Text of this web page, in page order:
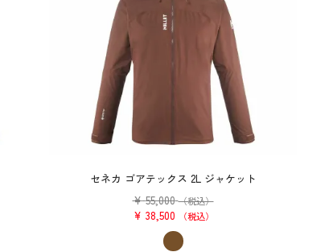
セネカ ゴアテックス 2L ジャケット
¥ 55,000 （税込）
¥ 38,500 税込